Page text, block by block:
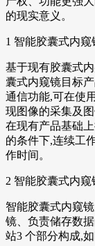
的现实意义。
1 智能胶囊式内
基于现有胶囊式
囊式内窥镜目标
通信功能,可在使
现图像的采集及
在现有产品基础
的条件下,连续工
作时间。
2 智能胶囊式内
智能胶囊式内窥
镜、负责储存数
站3 个部分构成,如